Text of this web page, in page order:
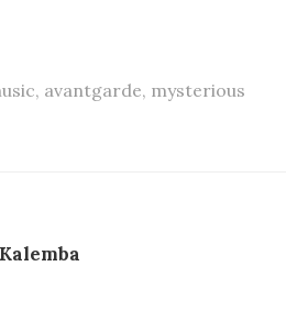
, avantgarde, mysterious